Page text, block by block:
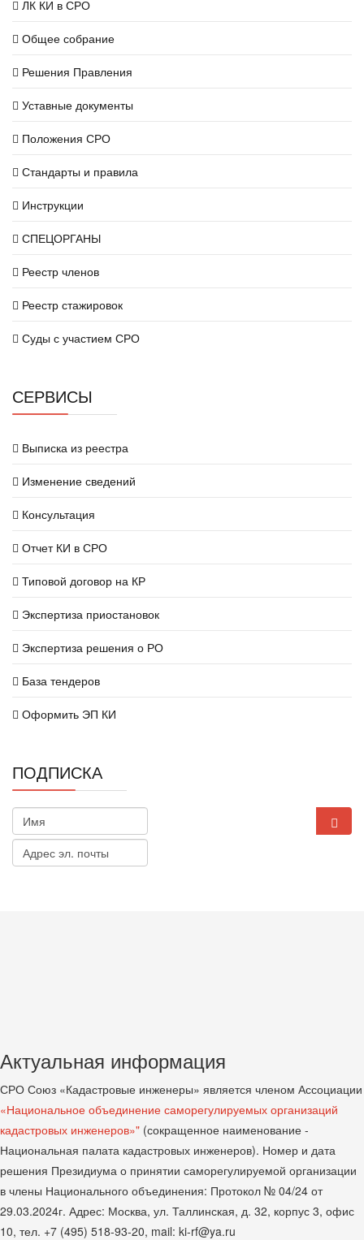
ЛК КИ в СРО
Общее собрание
Решения Правления
Уставные документы
Положения СРО
Стандарты и правила
Инструкции
СПЕЦОРГАНЫ
Реестр членов
Реестр стажировок
Суды с участием СРО
СЕРВИСЫ
Выписка из реестра
Изменение сведений
Консультация
Отчет КИ в СРО
Типовой договор на КР
Экспертиза приостановок
Экспертиза решения о РО
База тендеров
Оформить ЭП КИ
ПОДПИСКА
Актуальная информация
СРО Союз «Кадастровые инженеры» является членом Ассоциации
«Национальное объединение саморегулируемых организаций
кадастровых инженеров»" (сокращенное наименование -
Национальная палата кадастровых инженеров). Номер и дата
решения Президиума о принятии саморегулируемой организации
в члены Национального объединения: Протокол № 04/24 от
29.03.2024г. Адрес: Москва, ул. Таллинская, д. 32, корпус 3, офис
10, тел. +7 (495) 518-93-20, mail: ki-rf@ya.ru